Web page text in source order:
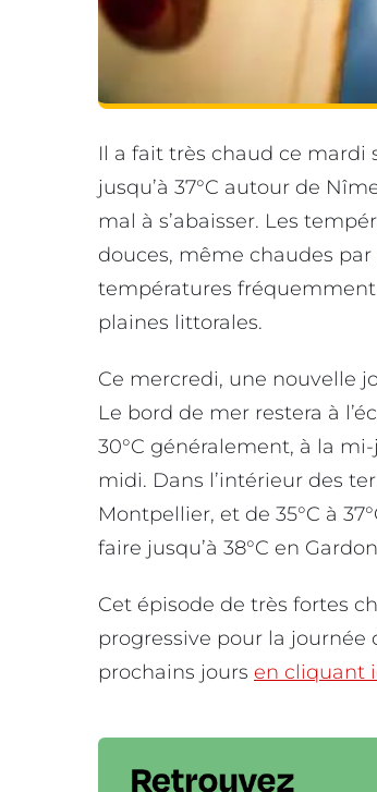
Il a fait très chaud ce
jusqu’à 37°C autour de
mal à s’abaisser. Les
douces, même chaudes
températures fréquemment
plaines littorales.
Ce mercredi, une nouvelle
Le bord de mer restera à
30°C généralement, à la
midi. Dans l’intérieur des
Montpellier, et de 35°C à
faire jusqu’à 38°C en
Cet épisode de très fortes
progressive pour la journée
prochains jours en cliquant